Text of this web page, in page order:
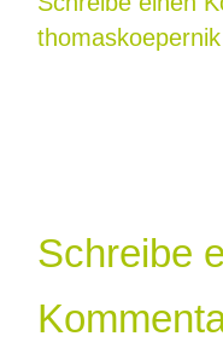
thomaskoepernik
Schreibe